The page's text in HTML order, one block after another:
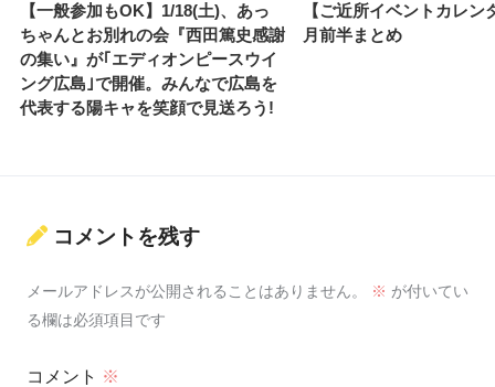
【一般参加もOK】1/18(土)、あっ
ちゃんとお別れの会『西田篤史感謝
の集い』が｢エディオンピースウイ
ング広島｣で開催。みんなで広島を
代表する陽キャを笑顔で見送ろう!
【ご近所イベントカレン
月前半まとめ
コメントを残す
メールアドレスが公開されることはありません。 ※ が付いてい
る欄は必須項目です
コメント ※